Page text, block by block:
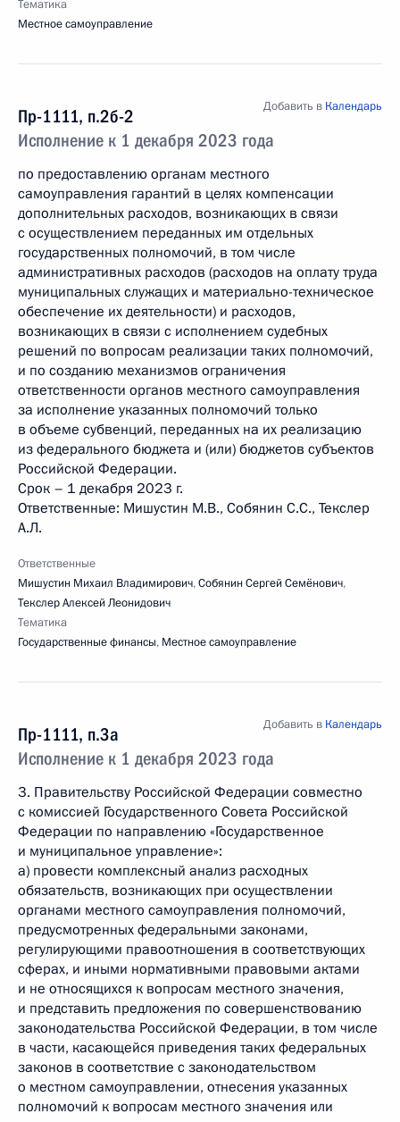
Тематика
Местное самоуправление
Пр-1111, п.2б-2
Исполнение к 1 декабря 2023 года
Добавить в Календарь
по предоставлению органам местного
самоуправления гарантий в целях компенсации
дополнительных расходов, возникающих в связи
с осуществлением переданных им отдельных
государственных полномочий, в том числе
административных расходов (расходов на оплату труда
муниципальных служащих и материально-техническое
обеспечение их деятельности) и расходов,
возникающих в связи с исполнением судебных
решений по вопросам реализации таких полномочий,
и по созданию механизмов ограничения
ответственности органов местного самоуправления
за исполнение указанных полномочий только
в объеме субвенций, переданных на их реализацию
из федерального бюджета и (или) бюджетов субъектов
Российской Федерации.
Срок – 1 декабря 2023 г.
Ответственные: Мишустин М.В., Собянин С.С., Текслер
А.Л.
Ответственные
Мишустин Михаил Владимирович,Собянин Сергей Семёнович,
Текслер Алексей Леонидович
Тематика
Государственные финансы, Местное самоуправление
Пр-1111, п.3а
Исполнение к 1 декабря 2023 года
Добавить в Календарь
3. Правительству Российской Федерации совместно
с комиссией Государственного Совета Российской
Федерации по направлению «Государственное
и муниципальное управление»:
а) провести комплексный анализ расходных
обязательств, возникающих при осуществлении
органами местного самоуправления полномочий,
предусмотренных федеральными законами,
регулирующими правоотношения в соответствующих
сферах, и иными нормативными правовыми актами
и не относящихся к вопросам местного значения,
и представить предложения по совершенствованию
законодательства Российской Федерации, в том числе
в части, касающейся приведения таких федеральных
законов в соответствие с законодательством
о местном самоуправлении, отнесения указанных
полномочий к вопросам местного значения или